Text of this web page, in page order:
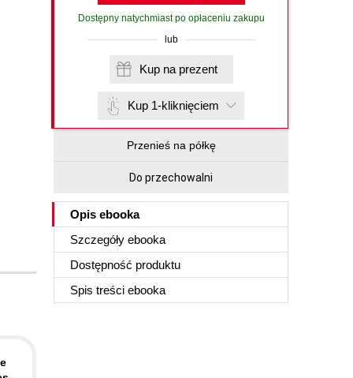
Dostępny natychmiast po opłaceniu zakupu
lub
Kup na prezent
Kup 1-kliknięciem
Przenieś na półkę
Do przechowalni
Opis ebooka
Szczegóły ebooka
Dostępność produktu
Spis treści ebooka